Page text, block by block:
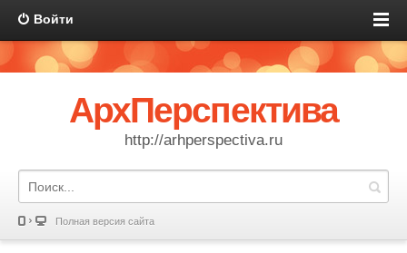
Войти
АрхПерспектива
http://arhperspectiva.ru
Полная версия сайта